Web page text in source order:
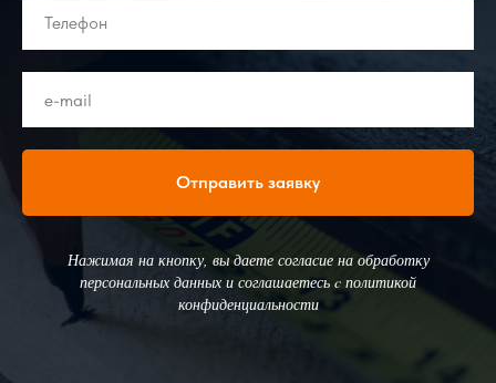
Отправить заявку
Нажимая на кнопку, вы даете согласие на обработку
персональных данных и соглашаетесь c политикой
конфиденциальности